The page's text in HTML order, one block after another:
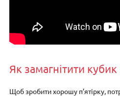
Як замагнітити кубик
Щоб зробити хорошу п’ятірку,